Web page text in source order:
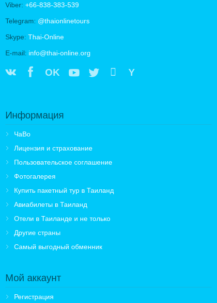
Viber: +66-838-383-539
Telegram: @thaionlinetours
Skype: Thai-Online
E-mail: info@thai-online.org
OK Y
Информация
ЧаВо
Лицензия и страхование
Пользовательское соглашение
Фотогалерея
Купить пакетный тур в Таиланд
Авиабилеты в Таиланд
Отели в Таиланде и не только
Другие страны
Самый выгодный обменник
Мой аккаунт
Регистрация